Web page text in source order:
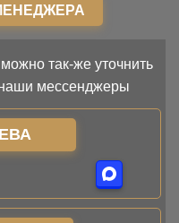
так-же уточнить
мессенджеры